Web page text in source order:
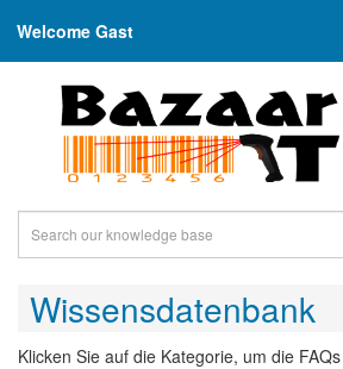
Welcome Gast
Wissensdatenbank
Klicken Sie auf die Kategorie, um die